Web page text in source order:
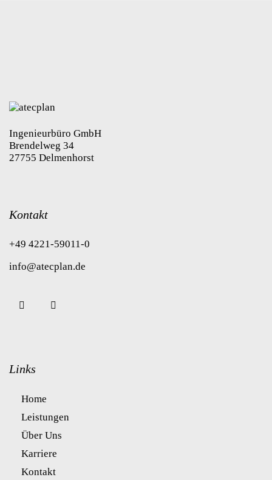
Ingenieurbüro GmbH
Brendelweg 34
27755 Delmenhorst
Kontakt
+49 4221-59011-0
info@atecplan.de
Links
Home
Leistungen
Über Uns
Karriere
Kontakt